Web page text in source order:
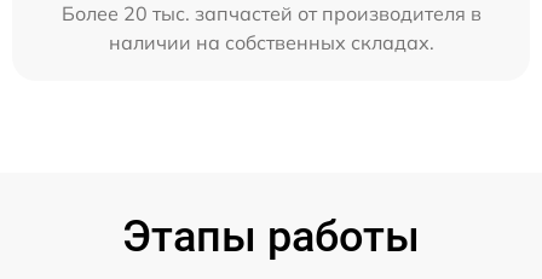
Более 20 тыс. запчастей от производителя в
наличии на собственных складах.
Этапы работы